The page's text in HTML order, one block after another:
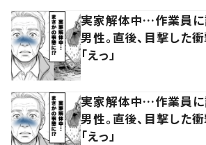
実家解体中…作業員に
男性。直後、目撃した
「えっ」
実家解体中…作業員に
男性。直後、目撃した
「えっ」